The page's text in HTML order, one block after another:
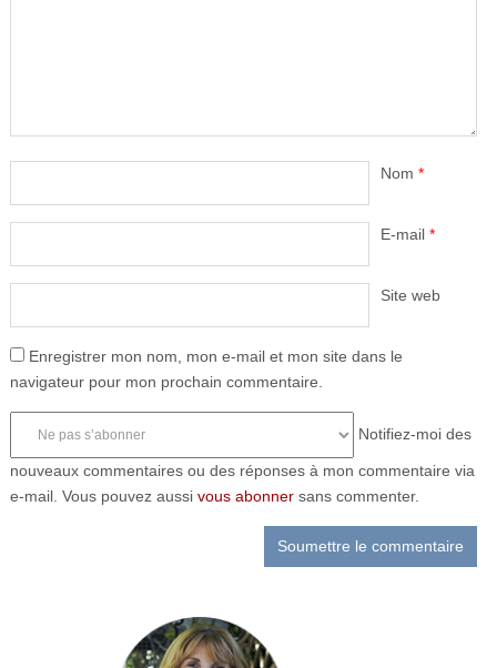
Nom *
E-mail *
Site web
Enregistrer mon nom, mon e-mail et mon site dans le
navigateur pour mon prochain commentaire.
Notifiez-moi des
nouveaux commentaires ou des réponses à mon commentaire via
e-mail. Vous pouvez aussi vous abonnersans commenter.